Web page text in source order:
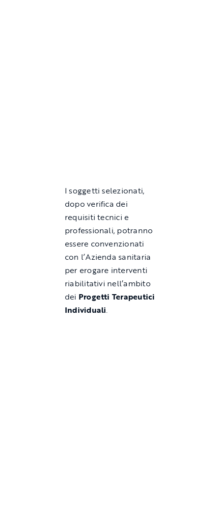
I soggetti selezionati,
dopo verifica dei
requisiti tecnici e
professionali, potranno
essere convenzionati
con l’Azienda sanitaria
per erogare interventi
riabilitativi nell’ambito
dei Progetti Terapeutici
Individuali.